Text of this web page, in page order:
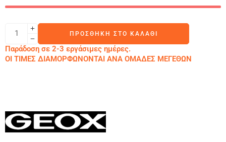
ΠΡΟΣΘΉΚΗ ΣΤΟ ΚΑΛΆΘΙ
Παράδοση σε 2-3 εργάσιμες ημέρες.
ΟΙ ΤΙΜΕΣ ΔΙΑΜΟΡΦΩΝΟΝΤΑΙ ΑΝΑ ΟΜΑΔΕΣ ΜΕΓΕΘΩΝ